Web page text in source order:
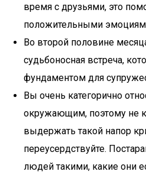
время с друзьями, это
положительными
Во второй половине
судьбоносная встреча,
фундаментом для
Вы очень категорично
окружающим, поэтому не
выдержать такой напор
переусердствуйте.
людей такими, какие они